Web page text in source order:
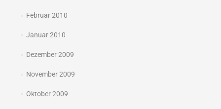
Februar 2010
Januar 2010
Dezember 2009
November 2009
Oktober 2009